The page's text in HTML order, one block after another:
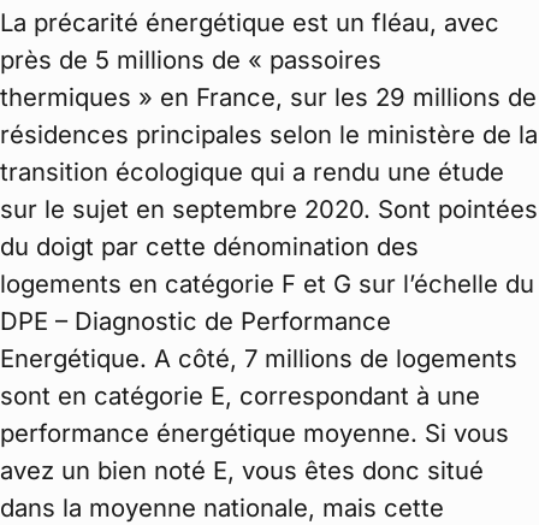
La précarité énergétique est un fléau, avec
près de 5 millions de « passoires
thermiques » en France, sur les 29 millions de
résidences principales selon le ministère de la
transition écologique qui a rendu une étude
sur le sujet en septembre 2020. Sont pointées
du doigt par cette dénomination des
logements en catégorie F et G sur l’échelle du
DPE – Diagnostic de Performance
Energétique. A côté, 7 millions de logements
sont en catégorie E, correspondant à une
performance énergétique moyenne. Si vous
avez un bien noté E, vous êtes donc situé
dans la moyenne nationale, mais cette